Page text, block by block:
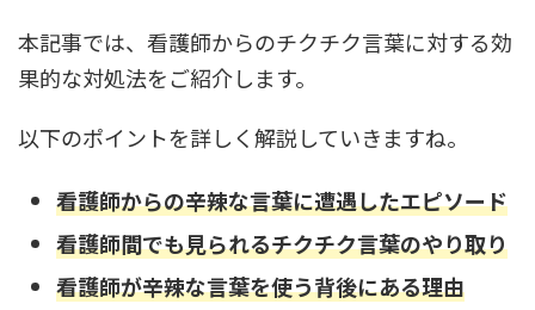
本記事では、看護師からのチクチク言葉に対する効
果的な対処法をご紹介します。
以下のポイントを詳しく解説していきますね。
看護師からの辛辣な言葉に遭遇したエピソード
看護師間でも見られるチクチク言葉のやり取り
看護師が辛辣な言葉を使う背後にある理由